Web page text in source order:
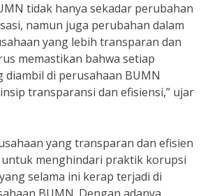
tidak hanya sekadar perubahan
namun juga perubahan dalam
yang lebih transparan dan
memastikan bahwa setiap
diambil di perusahaan BUMN
transparansi dan efisiensi,” ujar
yang transparan dan efisien
menghindari praktik korupsi
selama ini kerap terjadi di